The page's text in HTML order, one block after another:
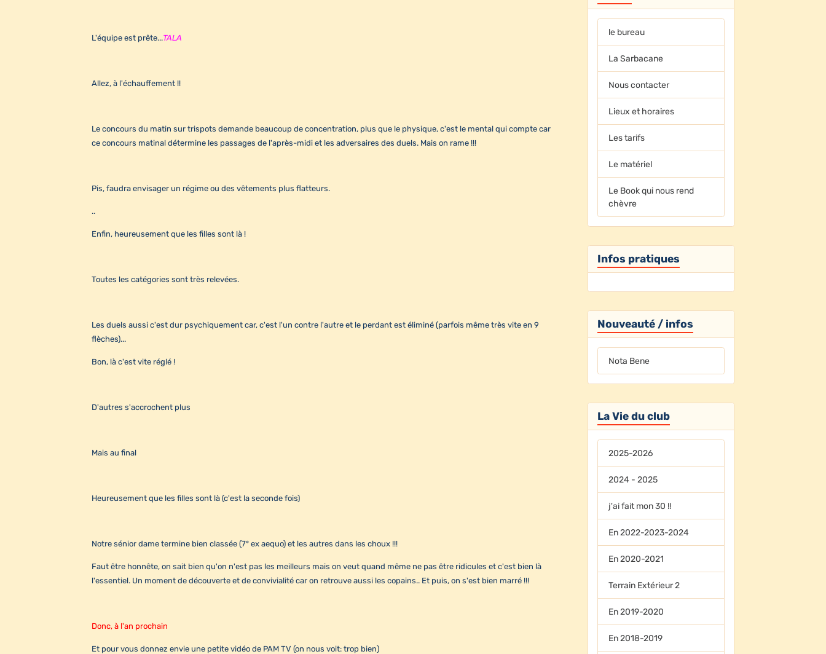
L'équipe est prête...TALA
Allez, à l'échauffement !!
Le concours du matin sur trispots demande beaucoup de concentration, plus que le physique, c'est le mental qui compte car
ce concours matinal détermine les passages de l'après-midi et les adversaires des duels. Mais on rame !!!
Pis, faudra envisager un régime ou des vêtements plus flatteurs.
..
Enfin, heureusement que les filles sont là !
Toutes les catégories sont très relevées.
Les duels aussi c'est dur psychiquement car, c'est l'un contre l'autre et le perdant est éliminé (parfois même très vite en 9
flèches)...
Bon, là c'est vite réglé !
D'autres s'accrochent plus
Mais au final
Heureusement que les filles sont là (c'est la seconde fois)
Notre sénior dame termine bien classée (7° ex aequo) et les autres dans les choux !!!
Faut être honnête, on sait bien qu'on n'est pas les meilleurs mais on veut quand même ne pas être ridicules et c'est bien là
l'essentiel. Un moment de découverte et de convivialité car on retrouve aussi les copains.. Et puis, on s'est bien marré !!!
Donc, à l'an prochain
Et pour vous donnez envie une petite vidéo de PAM TV (on nous voit: trop bien)
le bureau
La Sarbacane
Nous contacter
Lieux et horaires
Les tarifs
Le matériel
Le Book qui nous rend
chèvre
Infos pratiques
Nouveauté / infos
Nota Bene
La Vie du club
2025-2026
2024 - 2025
j'ai fait mon 30 !!
En 2022-2023-2024
En 2020-2021
Terrain Extérieur 2
En 2019-2020
En 2018-2019